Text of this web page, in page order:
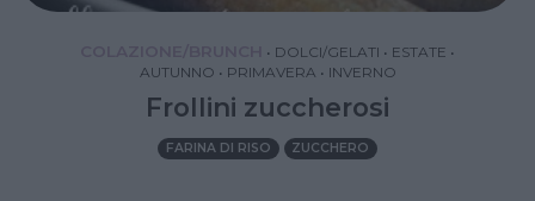
• DOLCI/GELATI • ESTATE •
AUTUNNO • PRIMAVERA • INVERNO
Frollini zuccherosi
FARINA DI RISO ZUCCHERO